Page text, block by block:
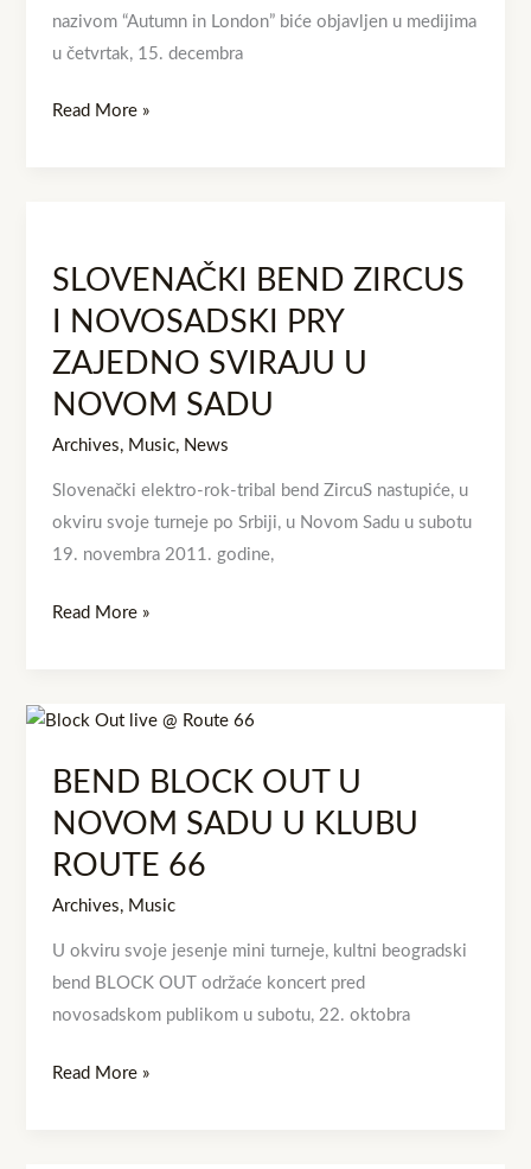
nazivom “Autumn in London” biće objavljen u medijima
u četvrtak, 15. decembra
Read More »
SLOVENAČKI BEND ZIRCUS
I NOVOSADSKI PRY
ZAJEDNO SVIRAJU U
NOVOM SADU
Archives, Music, News
Slovenački elektro-rok-tribal bend ZircuS nastupiće, u
okviru svoje turneje po Srbiji, u Novom Sadu u subotu
19. novembra 2011. godine,
ZIRCUS
I
PRY
ZAJEDNO
SVIRAJU
Read More »
BEND BLOCK OUT U
NOVOM SADU U KLUBU
ROUTE 66
Archives, Music
U okviru svoje jesenje mini turneje, kultni beogradski
bend BLOCK OUT održaće koncert pred
novosadskom publikom u subotu, 22. oktobra
BEND
OUT
U
SADU
U
KLUBU
ROUTE
Read More »